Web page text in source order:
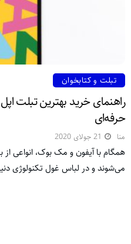
تبلت و کتابخوان
راهنمای خرید بهترین تبلت
حرفه‌ای
منا 21 جولای 2020
می‌شوند و در لباس غول تکنولوژی